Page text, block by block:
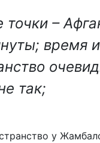
точки –
время и
так;
у